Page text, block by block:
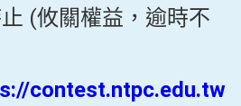
(攸關權益，逾時不
contest.ntpc.edu.tw